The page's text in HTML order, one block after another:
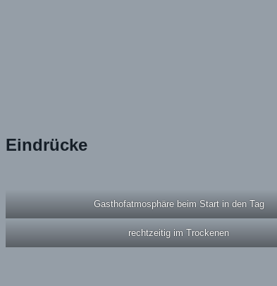
Eindrücke
Gasthofatmosphäre beim Start in den Tag
rechtzeitig im Trockenen